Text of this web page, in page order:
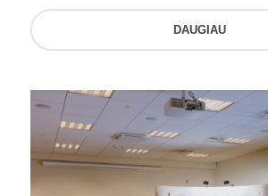
DAUGIAU